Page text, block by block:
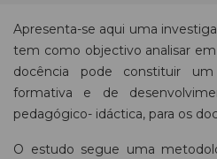
Apresenta-se aqui uma
tem como objectivo analisar
docência pode constituir
formativa e de
pedagógico- idáctica, para os
O estudo segue uma